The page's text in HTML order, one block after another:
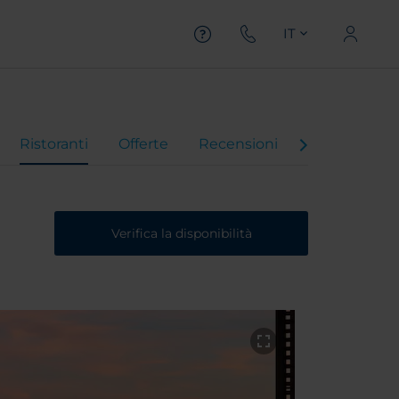
IT
Ristoranti Offerte Recensioni
Verifica la disponibilità